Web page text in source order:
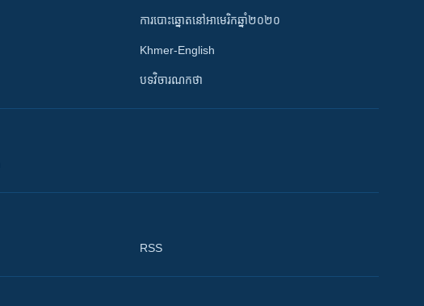
ការបោះឆ្នោតនៅអាមេរិកឆ្នាំ២០២០
Khmer-English
បទវិចារណកថា
RSS